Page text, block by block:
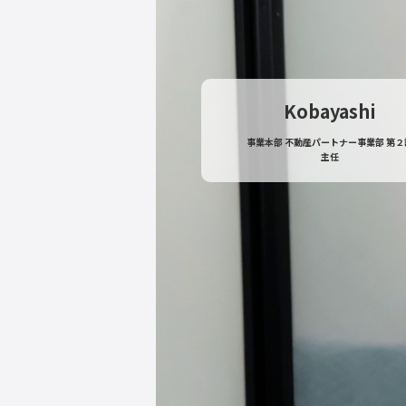
Kobayashi
事業本部 不動産パートナー事業部 第
主任